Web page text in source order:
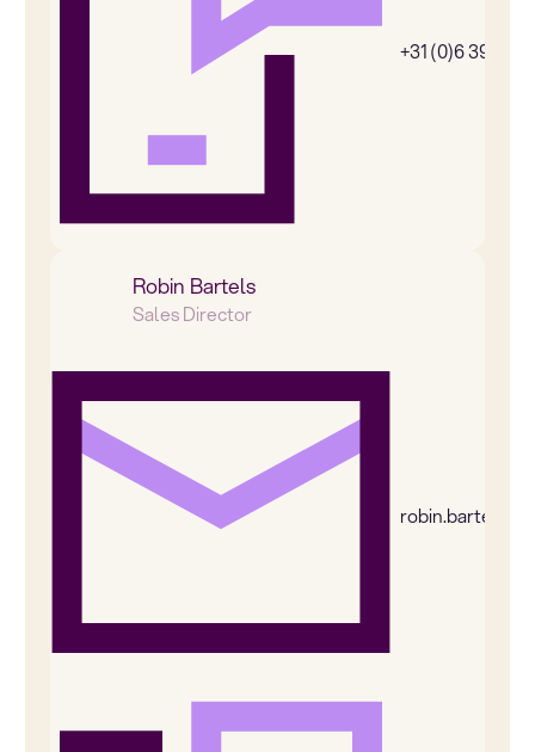
+31 (0)6
Robin Bartels
Sales Director